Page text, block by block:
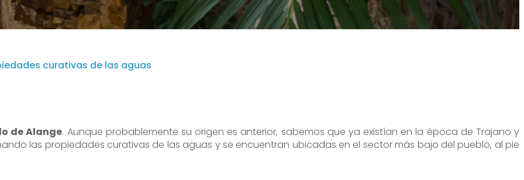
curativas de las aguas
de Alange. Aunque probablemente su origen es anterior, sabemos que ya existían en la época de Trajano y
las propiedades curativas de las aguas y se encuentran ubicadas en el sector más bajo del pueblo, al pie